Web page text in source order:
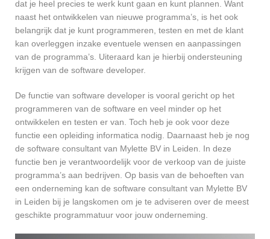
dat je heel precies te werk kunt gaan en kunt plannen. Want
naast het ontwikkelen van nieuwe programma’s, is het ook
belangrijk dat je kunt programmeren, testen en met de klant
kan overleggen inzake eventuele wensen en aanpassingen
van de programma’s. Uiteraard kan je hierbij ondersteuning
krijgen van de software developer.
De functie van software developer is vooral gericht op het
programmeren van de software en veel minder op het
ontwikkelen en testen er van. Toch heb je ook voor deze
functie een opleiding informatica nodig. Daarnaast heb je nog
de software consultant van Mylette BV in Leiden. In deze
functie ben je verantwoordelijk voor de verkoop van de juiste
programma’s aan bedrijven. Op basis van de behoeften van
een onderneming kan de software consultant van Mylette BV
in Leiden bij je langskomen om je te adviseren over de meest
geschikte programmatuur voor jouw onderneming.